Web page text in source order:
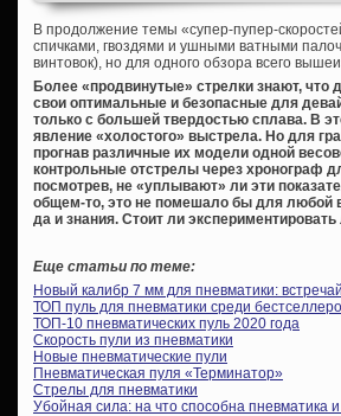
В продолжение темы «супер-пупер-
спичками, гвоздями и ушными ватными
винтовок), но для одного обзора всего
Более «продвинутые» стрелки знают,
свои оптимальные и безопасные для
только с большей твердостью сплава. В
явление «холостого» выстрела. Но для
прогнав различные их модели одной
контрольные отстрелы через хронограф
посмотрев, не «уплывают» ли эти
общем-то, это не помешало бы для любой
да и знания. Стоит ли
Еще статьи по теме:
Новый калибр 7 мм для пневматики:
ТОП пуль для пневматики среди
ТОП-10 пневматических пуль 2020 года
Скорость пули из пневматики
Новые пневматические пули
Пневматическая пуля «Терминатор»
Стрелы для пневматики
Убойная сила: на что способна пневматика